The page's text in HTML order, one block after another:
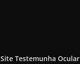
Site Testemunha Ocular